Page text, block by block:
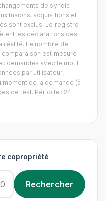
de syndic
fusions, acquisitions et
sont exclus. Le registre
les déclarations des
réalité. Le nombre de
est mesuré
: demandes avec le motif
par utilisateur,
de la demande (à
de test. Période : 24
copropriété